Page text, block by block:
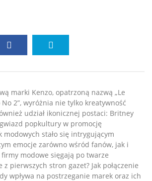
marki Kenzo, opatrzoną nazwą „Le
2”, wyróżnia nie tylko kreatywność
udział ikonicznej postaci: Britney
gwiazd popkultury w promocję
modowych stało się intrygującym
emocje zarówno wśród fanów, jak i
modowe sięgają po twarze
pierwszych stron gazet? Jak połączenie
wpływa na postrzeganie marek oraz ich